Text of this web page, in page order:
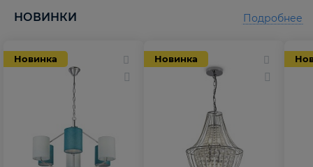
НОВИНКИ
Новинка Новинка
Подробнее